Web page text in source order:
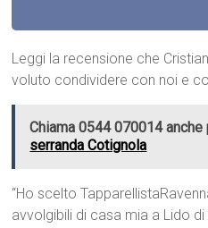
Leggi la recensione che
voluto condividere con noi e
Chiama 0544 070014 anche
serranda Cotignola
“Ho scelto
avvolgibili di casa mia a Lido di